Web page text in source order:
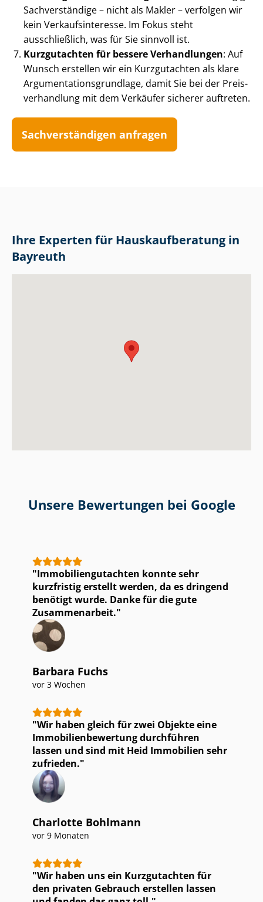
Sachverständige – nicht als Makler – verfolgen wir
kein Ver­kaufs­in­ter­es­se. Im Fokus steht
ausschließlich, was für Sie sinnvoll ist.
Kurzgutachten für bessere Verhandlungen: Auf
Wunsch erstellen wir ein Kurzgutachten als klare
Ar­gu­men­ta­ti­ons­grund­la­ge, damit Sie bei der Preis­
ver­hand­lung mit dem Verkäufer sicherer auftreten.
Sach­ver­stän­di­gen anfragen
Ihre Experten für Haus­kauf­be­ra­tung in
Bayreuth
Unsere Bewertungen bei Google
Im­mo­bi­li­en­gut­ach­ten konnte sehr
kurzfristig erstellt werden, da es dringend
benötigt wurde. Danke für die gute
Zusammenarbeit.
Barbara Fuchs
vor 3 Wochen
Wir haben gleich für zwei Objekte eine
Im­mo­bi­li­en­be­wer­tung durchführen
lassen und sind mit Heid Immobilien sehr
zufrieden.
Charlotte Bohlmann
vor 9 Monaten
Wir haben uns ein Kurzgutachten für
den privaten Gebrauch erstellen lassen